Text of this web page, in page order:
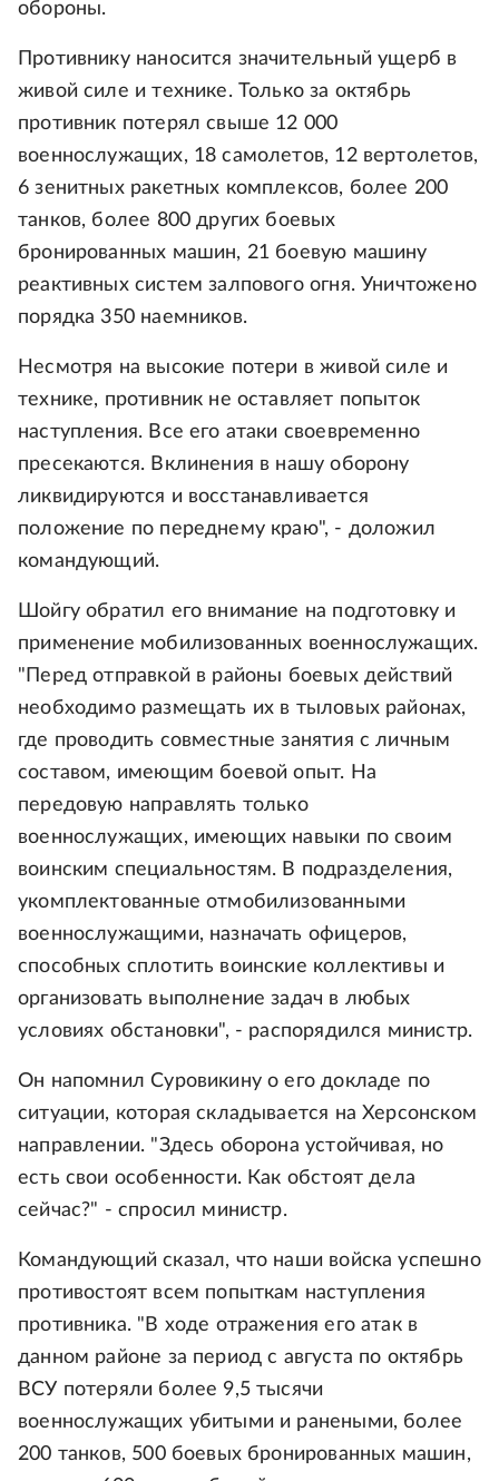
обороны.
Противнику наносится значительный ущерб в
живой силе и технике. Только за октябрь
противник потерял свыше 12 000
военнослужащих, 18 самолетов, 12 вертолетов,
6 зенитных ракетных комплексов, более 200
танков, более 800 других боевых
бронированных машин, 21 боевую машину
реактивных систем залпового огня. Уничтожено
порядка 350 наемников.
Несмотря на высокие потери в живой силе и
технике, противник не оставляет попыток
наступления. Все его атаки своевременно
пресекаются. Вклинения в нашу оборону
ликвидируются и восстанавливается
положение по переднему краю", - доложил
командующий.
Шойгу обратил его внимание на подготовку и
применение мобилизованных военнослужащих.
"Перед отправкой в районы боевых действий
необходимо размещать их в тыловых районах,
где проводить совместные занятия с личным
составом, имеющим боевой опыт. На
передовую направлять только
военнослужащих, имеющих навыки по своим
воинским специальностям. В подразделения,
укомплектованные отмобилизованными
военнослужащими, назначать офицеров,
способных сплотить воинские коллективы и
организовать выполнение задач в любых
условиях обстановки", - распорядился министр.
Он напомнил Суровикину о его докладе по
ситуации, которая складывается на Херсонском
направлении. "Здесь оборона устойчивая, но
есть свои особенности. Как обстоят дела
сейчас?" - спросил министр.
Командующий сказал, что наши войска успешно
противостоят всем попыткам наступления
противника. "В ходе отражения его атак в
данном районе за период с августа по октябрь
ВСУ потеряли более 9,5 тысячи
военнослужащих убитыми и ранеными, более
200 танков, 500 боевых бронированных машин,